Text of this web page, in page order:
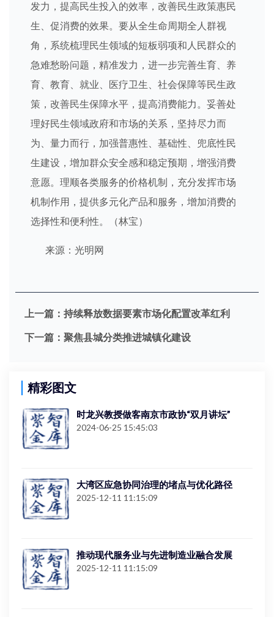
发力，提高民生投入的效率，改善民生政策惠民
生、促消费的效果。要从全生命周期全人群视
角，系统梳理民生领域的短板弱项和人民群众的
急难愁盼问题，精准发力，进一步完善生育、养
育、教育、就业、医疗卫生、社会保障等民生政
策，改善民生保障水平，提高消费能力。妥善处
理好民生领域政府和市场的关系，坚持尽力而
为、量力而行，加强普惠性、基础性、兜底性民
生建设，增加群众安全感和稳定预期，增强消费
意愿。理顺各类服务的价格机制，充分发挥市场
机制作用，提供多元化产品和服务，增加消费的
选择性和便利性。（林宝）
来源：光明网
上一篇： 持续释放数据要素市场化配置改革红利
下一篇： 聚焦县城分类推进城镇化建设
精彩图文
时龙兴教授做客南京市政协“双月讲坛”
2024-06-25 15:45:03
大湾区应急协同治理的堵点与优化路径
2025-12-11 11:15:09
推动现代服务业与先进制造业融合发展
2025-12-11 11:15:09